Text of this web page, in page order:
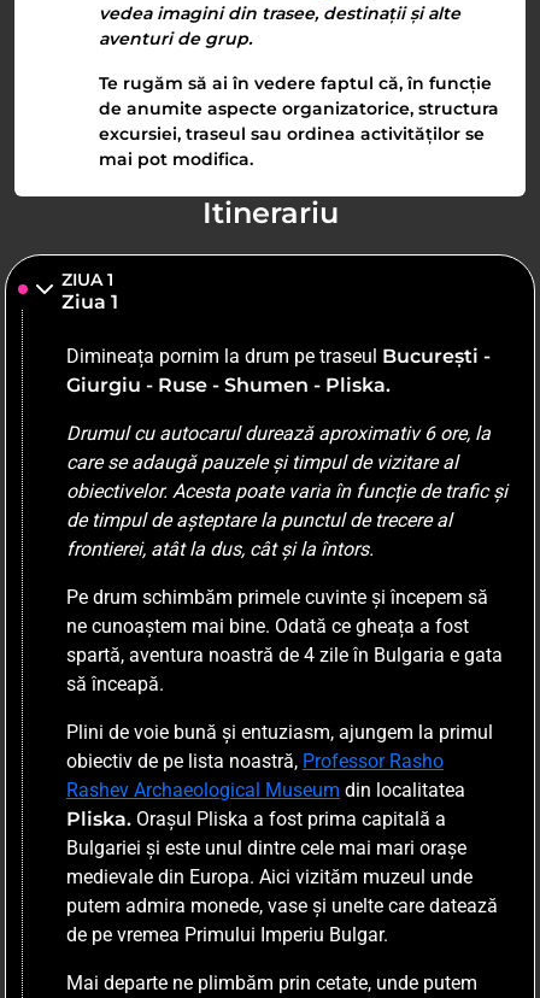
vedea imagini din trasee, destinații și alte
aventuri de grup.
Te rugăm să ai în vedere faptul că, în funcție
de anumite aspecte organizatorice, structura
excursiei, traseul sau ordinea activităților se
mai pot modifica.
Itinerariu
ZIUA 1
Ziua 1
Dimineața pornim la drum pe traseul București -
Giurgiu - Ruse - Shumen - Pliska.
Drumul cu autocarul durează aproximativ 6 ore, la
care se adaugă pauzele și timpul de vizitare al
obiectivelor. Acesta poate varia în funcție de trafic și
de timpul de așteptare la punctul de trecere al
frontierei, atât la dus, cât și la întors.
Pe drum schimbăm primele cuvinte și începem să
ne cunoaștem mai bine. Odată ce gheața a fost
spartă, aventura noastră de 4 zile în Bulgaria e gata
să înceapă.
Plini de voie bună și entuziasm, ajungem la primul
obiectiv de pe lista noastră, Professor Rasho
Rashev Archaeological Museum din localitatea
Pliska. Orașul Pliska a fost prima capitală a
Bulgariei și este unul dintre cele mai mari orașe
medievale din Europa. Aici vizităm muzeul unde
putem admira monede, vase și unelte care datează
de pe vremea Primului Imperiu Bulgar.
Mai departe ne plimbăm prin cetate, unde putem